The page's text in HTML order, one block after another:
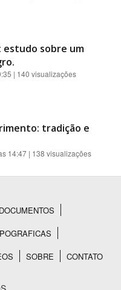
estudo sobre um
| 140 visualizações
tradição e
14:47 | 138 visualizações
DOCUMENTOS
SOBRE CONTATO